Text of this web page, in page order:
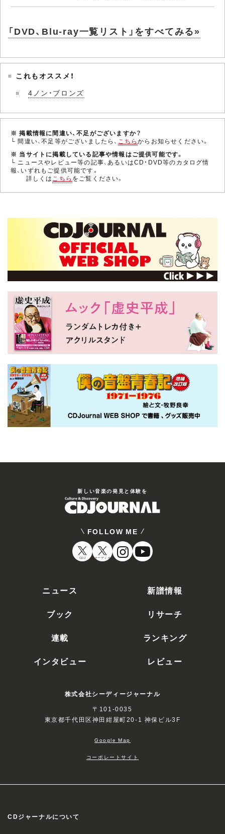
「DVD、Blu-ray一覧リスト」をすべてみる»
これもオススメ！
4ノン・ブロンズ
※ 掲載情報に間違い、不足がございますか？
└ 間違い、不足等がございましたら、 こちらからお知らせください。
※ 当サイトに掲載している記事や情報はご提供可能です。
└ ニュースやレビュー等の記事、あるいはCD・DVD等のカタログ情
報、いずれもご提供可能です。
詳しくはこちら をご覧ください。
新しい⾳楽の発⾒と体験を
FOLLOW ME
CDJ オーディオ
ニュース
新譜情報
ブック
リサーチ
連載
ランキング
インタビュー
レビュー
株式会社シーディージャーナル
〒101-0035
東京都千代田区神田紺屋町20-1 神保ビル3F
Google Map
コーポレートサイト
CDジャーナルについて